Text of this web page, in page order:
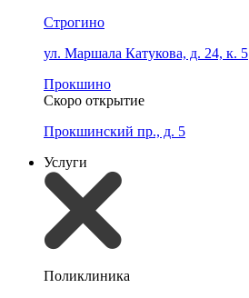
Строгино
ул. Маршала Катукова, д. 24, к. 5
Прокшино
Скоро открытие
Прокшинский пр., д. 5
Услуги
Поликлиника